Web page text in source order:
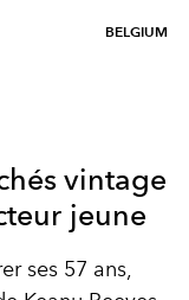
BELGIUM
vintage
jeune
ses 57 ans,